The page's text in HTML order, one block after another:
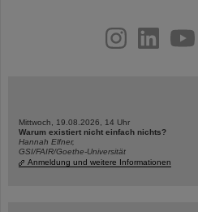
youtubehelmholtz.socialfacebook
Mittwoch, 19.08.2026, 14 Uhr
Warum existiert nicht einfach nichts?
Hannah Elfner,
GSI/FAIR/Goethe-Universität
Anmeldung und weitere Informationen